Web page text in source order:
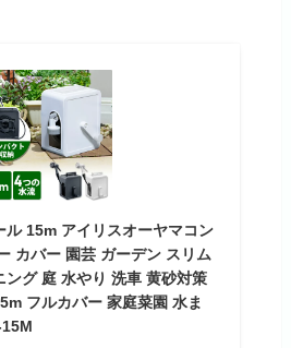
ル 15m アイリスオーヤマコン
カバー 園芸 ガーデン スリム
ング 庭 水やり 洗車 黄砂対策
フルカバー 家庭菜園 水ま